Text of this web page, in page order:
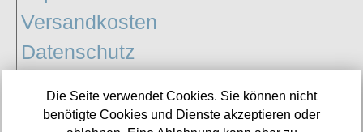
Versandkosten
Datenschutz
Die Seite verwendet Cookies. Sie können nicht
benötigte Cookies und Dienste akzeptieren oder